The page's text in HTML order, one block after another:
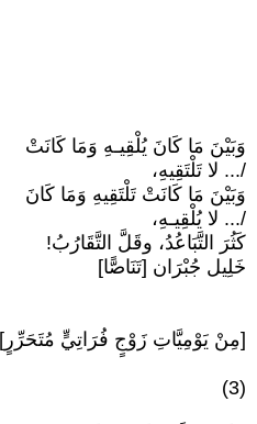
وَبَيْنَ مَا كَانَ يُلْقِيـهِ وَمَا كَانَتْ
/... لا تَلْتَقِيهِ،
وَبَيْنَ مَا كَانَتْ تَلْتَقِيهِ وَمَا كَانَ
/... لا يُلْقِيـهِ،
كَثُرَ التَّبَاعُدُ، وقَلَّ التَّقَارُبُ!
خَلِيل جُبْرَان [تَنَاصًّا]
[مِنْ يَوْمِيَّاتِ زَوْجٍ فُرَاتِيٍّ مُتَحَرِّرٍ]
(3)